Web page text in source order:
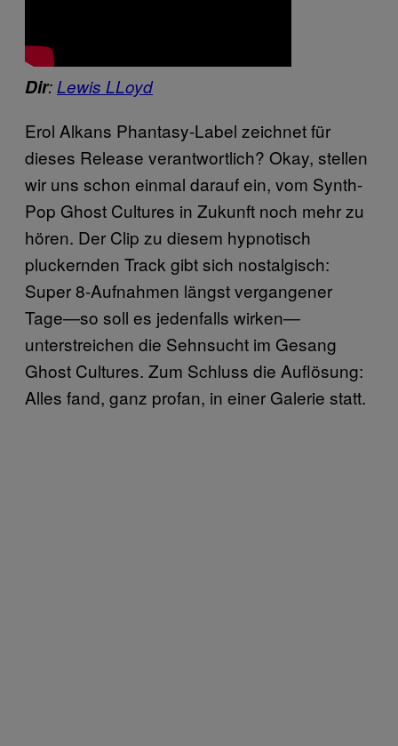
Dir: Lewis LLoyd
Erol Alkans Phantasy-Label zeichnet für
dieses Release verantwortlich? Okay, stellen
wir uns schon einmal darauf ein, vom Synth-
Pop Ghost Cultures in Zukunft noch mehr zu
hören. Der Clip zu diesem hypnotisch
pluckernden Track gibt sich nostalgisch:
Super 8-Aufnahmen längst vergangener
Tage—so soll es jedenfalls wirken—
unterstreichen die Sehnsucht im Gesang
Ghost Cultures. Zum Schluss die Auflösung:
Alles fand, ganz profan, in einer Galerie statt.